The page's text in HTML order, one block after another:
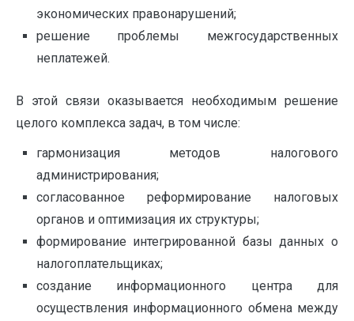
экономических правонарушений;
решение проблемы межгосударственных
неплатежей.
В этой связи оказывается необходимым решение
целого комплекса задач, в том числе:
гармонизация методов налогового
администрирования;
согласованное реформирование налоговых
органов и оптимизация их структуры;
формирование интегрированной базы данных о
налогоплательщиках;
создание информационного центра для
осуществления информационного обмена между